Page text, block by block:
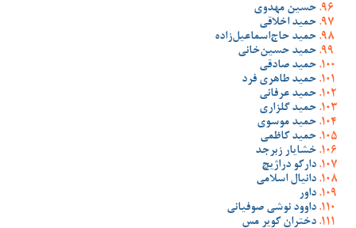
حسین مهدوی
حمید اخلاقی
حمید حاج‌اسماعیل‌زاده
حمید حسین‌خانی
حمید صادقی
حمید طاهری فرد
حمید عرفانی
حمید گلزاری
حمید موسوی
حمید کاظمی
خشایار زبرجد
دارکو دراژیچ
دانیال اسلامی
داور
داوود نوشی صوفیانی
دختران کویر مس